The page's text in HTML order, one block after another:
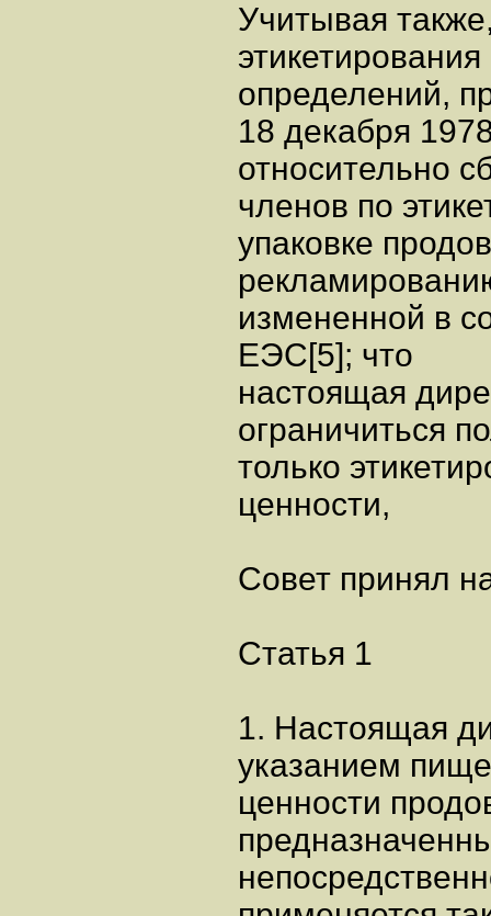
Учитывая
этикетирования
определений,
18 декабря
относительно
членов по
упаковке
измененной в
ЕЭС[5]; что
настоящая
ограничиться
только
ценности,
Совет принял
Статья 1
1. Настоящая
указанием
ценности